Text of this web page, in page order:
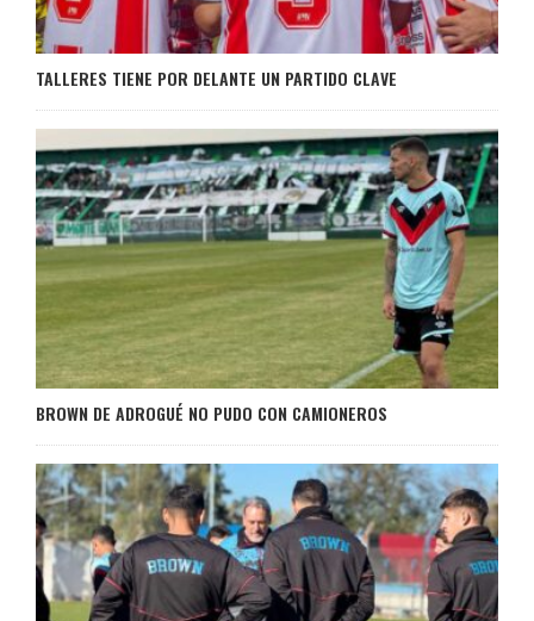
TALLERES TIENE POR DELANTE UN PARTIDO CLAVE
BROWN DE ADROGUÉ NO PUDO CON CAMIONEROS